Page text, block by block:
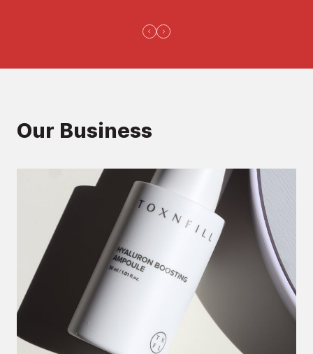
Our Business